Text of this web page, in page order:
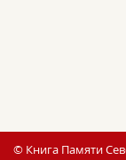
© Книга Памяти